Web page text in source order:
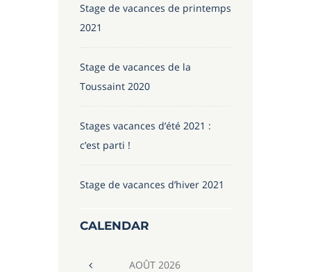
Stage de vacances de printemps
2021
Stage de vacances de la
Toussaint 2020
Stages vacances d’été 2021 :
c’est parti !
Stage de vacances d’hiver 2021
CALENDAR
AOÛT2026